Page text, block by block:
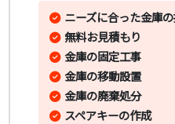
ニーズに合った金庫
無料お見積もり
金庫の固定工事
金庫の移動設置
金庫の廃棄処分
スペアキーの作成